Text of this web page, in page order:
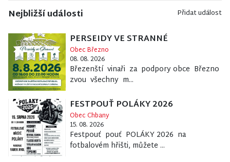
Nejbližší události Přidat událost
PERSEIDY VE STRANNÉ
Obec Březno
08. 08. 2026
Březenští vinaři za podpory obce Březno
zvou všechny m...
FESTPOUŤ POLÁKY 2026
Obec Chbany
15. 08. 2026
Festpouť pouť POLÁKY 2026 na
fotbalovém hřišti, můžete ...